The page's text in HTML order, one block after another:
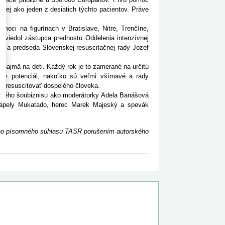
ako jeden z desiatich týchto pacientov. Práve
na figurínach v Bratislave, Nitre, Trenčíne,
zástupca prednostu Oddelenia intenzívnej
a predseda Slovenskej resuscitačnej rady Jozef
na deti. Každý rok je to zamerané na určitú
potenciál, nakoľko sú veľmi všímavé a rady
resuscitovať dospelého človeka.
šoubiznisu ako moderátorky Adela Banášová
Mukatado, herec Marek Majeský a spevák
písomného súhlasu TASR porušením autorského